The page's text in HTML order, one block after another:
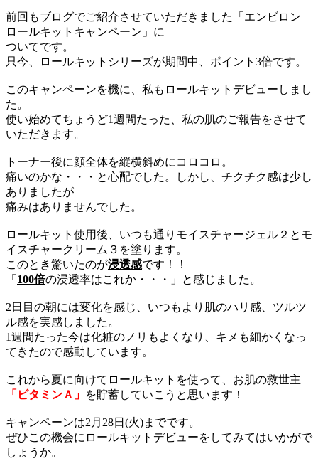
前回もブログでご紹介させていただきました「エンビロン
ロールキットキャンペーン」に
ついてです。
只今、ロールキットシリーズが期間中、ポイント3倍です。
このキャンペーンを機に、私もロールキットデビューしまし
た。
使い始めてちょうど1週間たった、私の肌のご報告をさせて
いただきます。
トーナー後に顔全体を縦横斜めにコロコロ。
痛いのかな・・・と心配でした。しかし、チクチク感は少し
ありましたが
痛みはありませんでした。
ロールキット使用後、いつも通りモイスチャージェル２とモ
イスチャークリーム３を塗ります。
このとき驚いたのが浸透感です！！
「 100倍の浸透率はこれか・・・」と感じました。
2日目の朝には変化を感じ、いつもより肌のハリ感、ツルツ
ル感を実感しました。
1週間たった今は化粧のノリもよくなり、キメも細かくなっ
てきたので感動しています。
これから夏に向けてロールキットを使って、お肌の救世主
「ビタミンＡ」 を貯蓄していこうと思います！
キャンペーンは2月28日(火)までです。
ぜひこの機会にロールキットデビューをしてみてはいかがで
しょうか。